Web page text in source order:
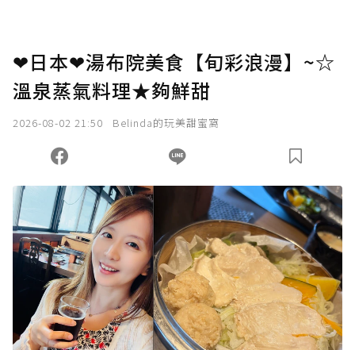
❤日本❤湯布院美食【旬彩浪漫】~☆
溫泉蒸氣料理★夠鮮甜
2026-08-02 21:50 Belinda的玩美甜蜜窩